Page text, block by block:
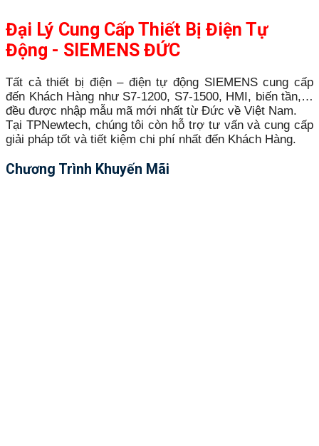
Đại Lý Cung Cấp Thiết Bị Điện Tự
Động - SIEMENS ĐỨC
Tất cả thiết bị điện – điện tự động SIEMENS cung cấp
đến Khách Hàng như S7-1200, S7-1500, HMI, biến tần,…
đều được nhập mẫu mã mới nhất từ Đức về Việt Nam.
Tại TPNewtech, chúng tôi còn hỗ trợ tư vấn và cung cấp
giải pháp tốt và tiết kiệm chi phí nhất đến Khách Hàng.
Chương Trình Khuyến Mãi